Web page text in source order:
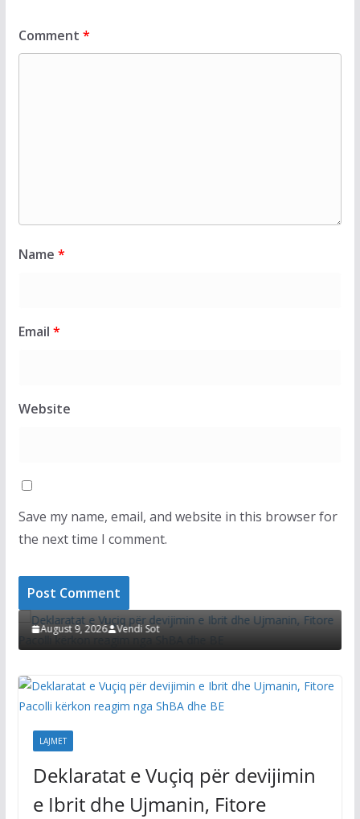
Comment *
Name *
Email *
Website
Save my name, email, and website in this browser for
the next time I comment.
LAJMET
Ujmanin, Fitore Pacolli kërkon reagim nga ShBA
dhe BE
August 9, 2026 Vendi Sot
LAJMET
Deklaratat e Vuçiq për devijimin
e Ibrit dhe Ujmanin, Fitore